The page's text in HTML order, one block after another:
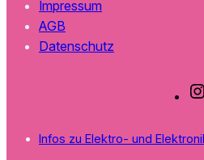
Impressum
AGB
Datenschutz
Infos zu Elektro- und